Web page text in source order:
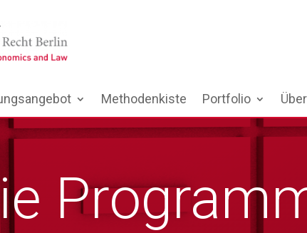
Methodenkiste Portfolio